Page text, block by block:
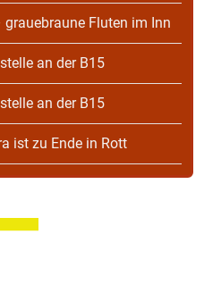
grauebraune Fluten im Inn
an der B15
an der B15
ist zu Ende in Rott